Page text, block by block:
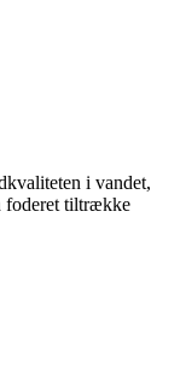
i vandet,
foderet tiltrække